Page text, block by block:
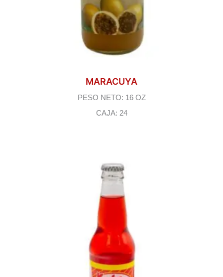
MARACUYA
PESO NETO: 16 OZ
CAJA: 24